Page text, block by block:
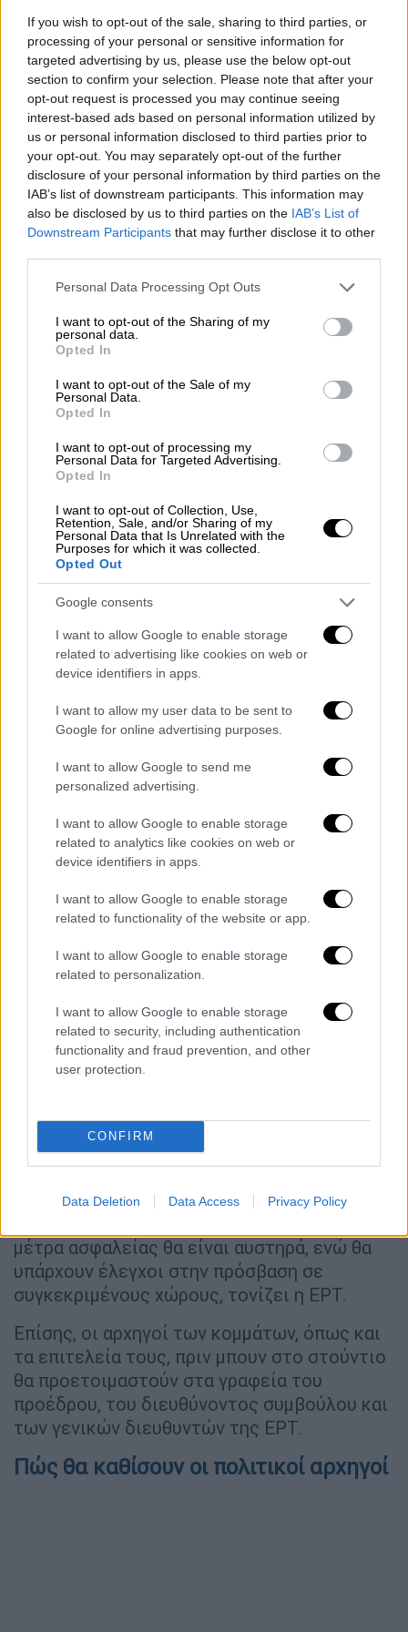
If you wish to opt-out of the sale, sharing to third parties, or
processing of your personal or sensitive information for
targeted advertising by us, please use the below opt-out
section to confirm your selection. Please note that after your
opt-out request is processed you may continue seeing
interest-based ads based on personal information utilized by
us or personal information disclosed to third parties prior to
your opt-out. You may separately opt-out of the further
disclosure of your personal information by third parties on the
IAB’s list of downstream participants. This information may
also be disclosed by us to third parties on the IAB’s List of
Downstream Participants that may further disclose it to other
Please note that this website/app uses one or more Google
not limited to your visit or usage behaviour. You may click to
grant or deny consent to Google and its third-party tags to
use your data for below specified purposes in below Google
consent section.
Personal Data Processing Opt Outs
I want to opt-out of the Sharing of my
personal data.
Opted In
I want to opt-out of the Sale of my
Personal Data.
Opted In
I want to opt-out of processing my
Personal Data for Targeted Advertising.
Opted In
I want to opt-out of Collection, Use,
Retention, Sale, and/or Sharing of my
Personal Data that Is Unrelated with the
Purposes for which it was collected.
Opted Out
Google consents
I want to allow Google to enable storage
related to advertising like cookies on web or
device identifiers in apps.
I want to allow my user data to be sent to
Google for online advertising purposes.
I want to allow Google to send me
personalized advertising.
I want to allow Google to enable storage
related to analytics like cookies on web or
device identifiers in apps.
I want to allow Google to enable storage
related to functionality of the website or app.
I want to allow Google to enable storage
related to personalization.
I want to allow Google to enable storage
related to security, including authentication
functionality and fraud prevention, and other
user protection.
CONFIRM
Data Deletion Data Access Privacy Policy
Κουμουνδούρου,πήρε χαμηλό βαθμό. Από
πλευράς ΣΥΡΙΖΑ αναμένεται να γίνουν
αρκετές αναφορές και κριτική για τη
διαχείριση της πανδημίας, τηνακρίβεια
διατήρηση υψηλών έμμεσων φόρων για να
επιστρέφουν κάποια χρήματα μέσω
κουπονιών στη μεσαία τάξη την ίδια ώρα που
παραμένουν τα υπερκέρδη στις μεγάλες
εταιρείες.
Θα υπάρχει επίσης αναφορά στοκράτος
δικαίου, στηλογοδοσία, στα όσα έγιναν με
στοχοποίησε πολιτικούς αντιπάλους,
στελέχη της Κουμουνδούρου
Ανδρουλάκη
κυβερνητικούς
αξιωματούχους
σε πολύ υψηλές θέσεις.
επιχειρήσει να πείσει ότι έχει ένα
έτοιμο
σχέδιο αντιμετώπισης των πιο σημαντικών
προβλημάτωνπου αυτή τη στιγμή
τους περισσότερους πολίτεςκαι ειδικότερα
μεσαία τάξηκαι τουςνέους
Όλες οι λεπτομέρειες για την κρίσιμη
κρίσιμο debateγια τιςεκλογές 2023
ξεκινήσει σήμερα Τετάρτη 10
Μαΐουστις21:00 . Οιπολιτικοί αρχηγοίθα
βρεθούν στο ίδιοστούντιοπροκειμένου να
δημοσιογράφωνγια όλα τα θέματα
επικαιρότητας
Όπως ανακοίνωσε η ΕΡΤ, το γεγονός θα
καλυφθεί με26 τηλεοπτικές κάμερες
Ραδιομέγαροτης Αγίας Παρασκευής
Το στούντιο που θα φιλοξενήσει τους
αλλά και τους έξι δημοσιογράφους, έχει
διαμορφωθεί κατάλληλα. «Επίσης, κάθε
πολιτικό αρχηγό θα συνοδεύει μια κάμερα
καταγράφουν τα πιο σημαντικά στιγμιότυπα
της αυριανής βραδιάς», σημειώνει η ΕΡΤ.
πολιτικοί αρχηγοίθα φτάσουν στο
μέτρα ασφαλείας θα είναι αυστηρά, ενώ θα
υπάρχουν έλεγχοι στην πρόσβαση σε
συγκεκριμένους χώρους, τονίζει η ΕΡΤ.
Επίσης, οι αρχηγοί των κομμάτων, όπως και
τα επιτελεία τους, πριν μπουν στο στούντιο
θα προετοιμαστούν στα γραφεία του
προέδρου, του διευθύνοντος συμβούλου και
των γενικών διευθυντών της ΕΡΤ.
Πώς θα καθίσουν οι πολιτικοί αρχηγοί